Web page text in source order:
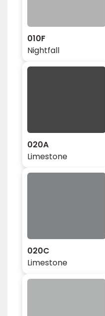
010F
Nightfall
020A
Limestone
020C
Limestone